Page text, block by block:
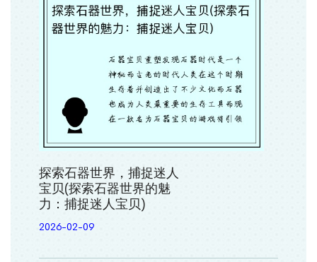
探索石器世界，捕捉迷人
宝贝(探索石器世界的魅
力：捕捉迷人宝贝)
2026-02-09